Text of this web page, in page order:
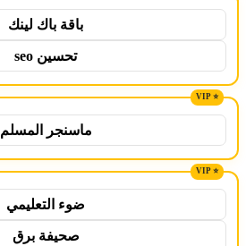
باقة باك لينك
تحسين seo
ماسنجر المسلم
ضوء التعليمي
صحيفة برق